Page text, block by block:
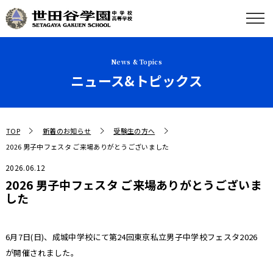
News & Topics
ニュース&トピックス
TOP 新着のお知らせ
受験生の方へ
2026 男子中フェスタ ご来場ありがとうございました
2026.06.12
2026 男子中フェスタ ご来場ありがとうございま
した
6月7日(日)、成城中学校にて第24回東京私立男子中学校フェスタ2026
が開催されました。